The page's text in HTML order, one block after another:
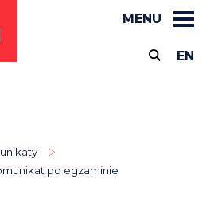
MENU
EN
po egzaminie